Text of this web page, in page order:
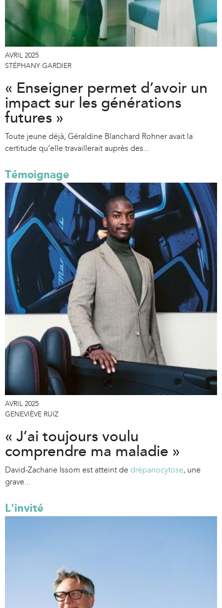
AVRIL 2025
STÉPHANY GARDIER
« Enseigner permet d’avoir un
impact sur les générations
futures »
Toute jeune déjà, Géraldine Blanchard Rohner avait la
certitude qu’elle travaillerait auprès des...
Témoignage
AVRIL 2025
GENEVIÈVE RUIZ
« J’ai toujours voulu
comprendre ma maladie »
David-Zacharie Issom est atteint de drépanocytose, une
grave...
L'invité